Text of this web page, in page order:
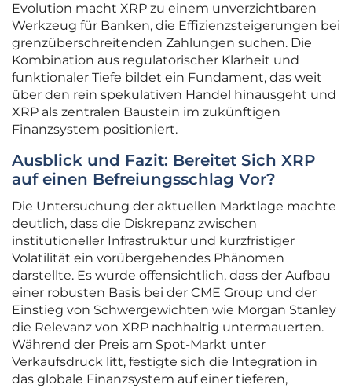
Evolution macht XRP zu einem unverzichtbaren
Werkzeug für Banken, die Effizienzsteigerungen bei
grenzüberschreitenden Zahlungen suchen. Die
Kombination aus regulatorischer Klarheit und
funktionaler Tiefe bildet ein Fundament, das weit
über den rein spekulativen Handel hinausgeht und
XRP als zentralen Baustein im zukünftigen
Finanzsystem positioniert.
Ausblick und Fazit: Bereitet Sich XRP
auf einen Befreiungsschlag Vor?
Die Untersuchung der aktuellen Marktlage machte
deutlich, dass die Diskrepanz zwischen
institutioneller Infrastruktur und kurzfristiger
Volatilität ein vorübergehendes Phänomen
darstellte. Es wurde offensichtlich, dass der Aufbau
einer robusten Basis bei der CME Group und der
Einstieg von Schwergewichten wie Morgan Stanley
die Relevanz von XRP nachhaltig untermauerten.
Während der Preis am Spot-Markt unter
Verkaufsdruck litt, festigte sich die Integration in
das globale Finanzsystem auf einer tieferen,